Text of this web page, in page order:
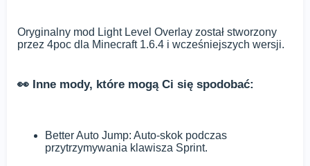
Oryginalny mod Light Level Overlay został stworzony
przez 4poc dla Minecraft 1.6.4 i wcześniejszych wersji.
👀 Inne mody, które mogą Ci się spodobać:
Better Auto Jump: Auto-skok podczas
przytrzymywania klawisza Sprint.